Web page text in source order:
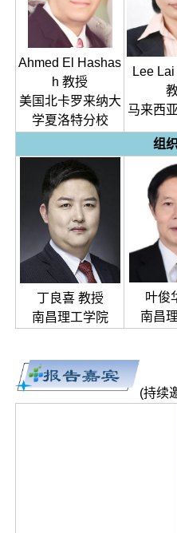
Ahmed El Hashas
h 教授
美国北卡罗来纳大
学夏洛特分校
Lee
马来西
组
丁良喜 教授
南昌理工学院
叶俊
南昌
(持续